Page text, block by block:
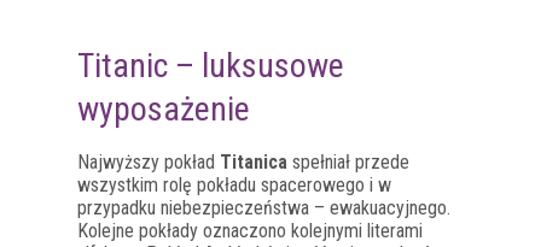
Titanic – luksusowe
wyposażenie
Najwyższy pokład Titanica spełniał przede
wszystkim rolę pokładu spacerowego i w
przypadku niebezpieczeństwa – ewakuacyjnego.
Kolejne pokłady oznaczono kolejnymi literami